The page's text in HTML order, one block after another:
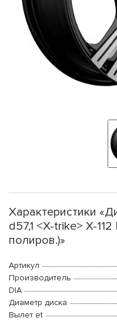
Характеристики
d57,1 <X-trike> X-
полиров.)»
Артикул
Производитель
DIA
Диаметр диска
Вылет et